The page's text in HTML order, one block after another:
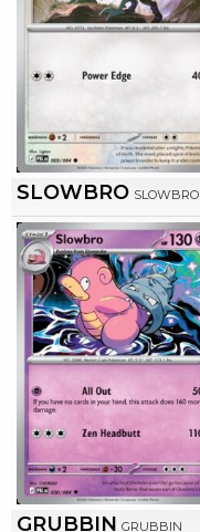
SLOWBRO SLOWBRO
GRUBBIN GRUBBIN